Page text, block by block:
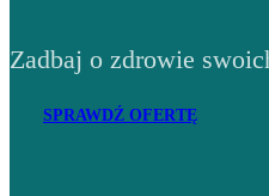
Zadbaj o zdrowie
SPRAWDŹ OFERTĘ